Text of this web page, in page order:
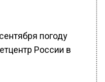
погоду
России в